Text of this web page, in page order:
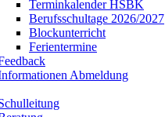
Terminkalender HSBK
Berufsschultage 2026/2027
Blockunterricht
Ferientermine
Abmeldung